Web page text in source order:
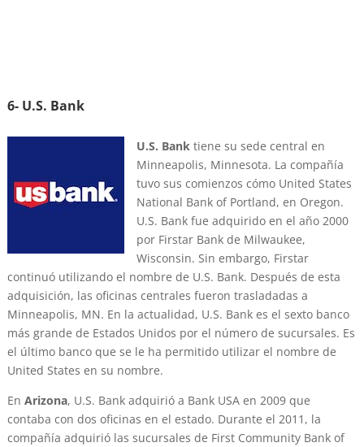
6- U.S. Bank
U.S. Banktiene su sede central en
Minneapolis, Minnesota. La compañía
tuvo sus comienzos cómo United States
National Bank of Portland, en Oregon.
U.S. Bank fue adquirido en el año 2000
por Firstar Bank de Milwaukee,
Wisconsin. Sin embargo, Firstar
continuó utilizando el nombre de U.S. Bank. Después de esta
adquisición, las oficinas centrales fueron trasladadas a
Minneapolis, MN. En la actualidad, U.S. Bank es el sexto banco
más grande de Estados Unidos por el número de sucursales. Es
el último banco que se le ha permitido utilizar el nombre de
United States en su nombre.
En Arizona, U.S. Bank adquirió a Bank USA en 2009 que
contaba con dos oficinas en el estado. Durante el 2011, la
compañía adquirió las sucursales de First Community Bank of